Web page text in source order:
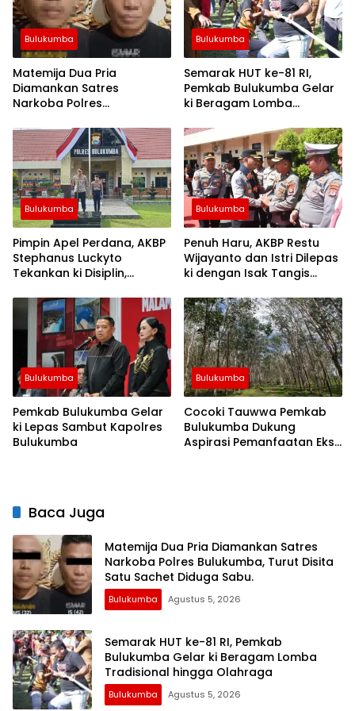
Bulukumba
Matemija Dua Pria
Diamankan Satres
Narkoba Polres
Satu Sachet Diduga Sabu.
Bulukumba
Semarak HUT ke-81 RI,
Pemkab Bulukumba Gelar
ki Beragam Lomba
Olahraga
Bulukumba
Pimpin Apel Perdana, AKBP
Stephanus Luckyto
Tekankan ki Disiplin,
Terhadap Organisasi
Bulukumba
Penuh Haru, AKBP Restu
Wijayanto dan Istri Dilepas
ki dengan Isak Tangis
Bulukumba
Pemkab Bulukumba Gelar
ki Lepas Sambut Kapolres
Bulukumba
Bulukumba
Cocoki Tauwwa Pemkab
Bulukumba Dukung
Aspirasi Pemanfaatan Eks
Baca Juga
Matemija Dua Pria Diamankan Satres
Narkoba Polres Bulukumba, Turut Disita
Satu Sachet Diduga Sabu.
Bulukumba Agustus 5, 2026
Semarak HUT ke-81 RI, Pemkab
Bulukumba Gelar ki Beragam Lomba
Tradisional hingga Olahraga
Bulukumba Agustus 5, 2026